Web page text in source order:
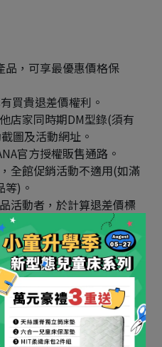
品，可享最優惠價格保
買貴退差價權利。
店家同時期DM型錄(須有
圖及活動網址。
官方授權販售通路。
全館促銷活動不適用(如滿
)。
活動者，於計算退差價標
本公司之贈品市值為
誤植，以LEVANA品牌說